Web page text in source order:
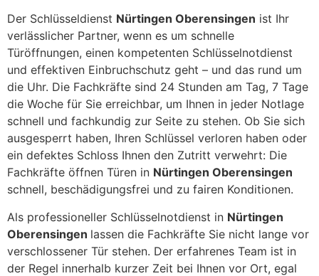
Der Schlüsseldienst Nürtingen Oberensingen ist Ihr
verlässlicher Partner, wenn es um schnelle
Türöffnungen, einen kompetenten Schlüsselnotdienst
und effektiven Einbruchschutz geht – und das rund um
die Uhr. Die Fachkräfte sind 24 Stunden am Tag, 7 Tage
die Woche für Sie erreichbar, um Ihnen in jeder Notlage
schnell und fachkundig zur Seite zu stehen. Ob Sie sich
ausgesperrt haben, Ihren Schlüssel verloren haben oder
ein defektes Schloss Ihnen den Zutritt verwehrt: Die
Fachkräfte öffnen Türen in Nürtingen Oberensingen
schnell, beschädigungsfrei und zu fairen Konditionen.
Als professioneller Schlüsselnotdienst in Nürtingen
Oberensingen lassen die Fachkräfte Sie nicht lange vor
verschlossener Tür stehen. Der erfahrenes Team ist in
der Regel innerhalb kurzer Zeit bei Ihnen vor Ort, egal